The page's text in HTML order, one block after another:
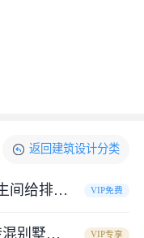
返回 建筑设计分类
荷塘月色公园内单层公共卫生间给排水设计cad施工图（含设计说明） VIP免费
长沙市雷锋镇荷塘月色3层砖混别墅设计方案图纸，共7张 VIP专享